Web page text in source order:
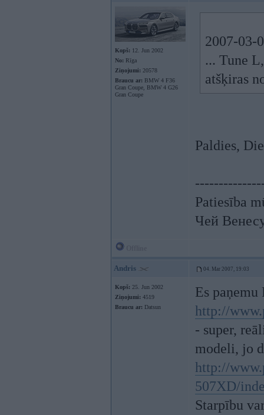
Kopš: 12. Jun 2002
No: Rīga
Ziņojumi: 20578
Braucu ar: BMW 4 F36
Gran Coupe, BMW 4 G26
Gran Coupe
2007-03-
... Tune
atšķiras
Paldies,
Patiesība
Чей
Andris 04. Mar 2007, 19:03
Kopš: 25. Jun 2002
Ziņojumi: 4519
Braucu ar: Datsun
Es paņemu
http://
- super,
modeli, jo
http://
507XD/
Starpību